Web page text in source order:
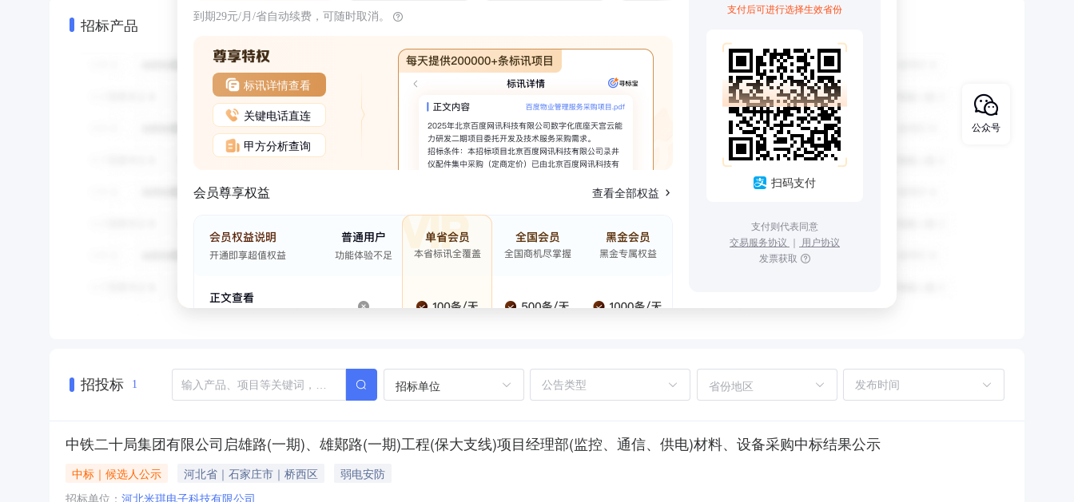
招标产品 到期29元/月/省自动续费，可随时取消。
标讯详情查看
关键电话直连
甲方分析查询
会员尊享权益 查看全部权益
支付后可进行选择生效省份
扫码支付
支付则代表同意
交易服务协议 ｜ 用户协议
发票获取
招投标 1 招标单位 省份地区
中铁二十局集团有限公司启雄路(一期)、雄鄚路(一期)工程(保大支线)项目经理部(监控、通信、供电)材料、设备采购中标结果公示
中标｜候选人公示 河北省｜石家庄市｜桥西区
弱电安防
招标单位： 河北米琪电子科技有限公司
公众号